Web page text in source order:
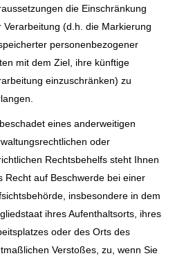
die Einschränkung
Verarbeitung (d.h. die Markierung
personenbezogener
mit dem Ziel, ihre künftige
einzuschränken) zu
eines anderweitigen
oder
Rechtsbehelfs steht Ihnen
Recht auf Beschwerde bei einer
insbesondere in dem
ihres Aufenthaltsorts, ihres
oder des Orts des
Verstoßes, zu, wenn Sie